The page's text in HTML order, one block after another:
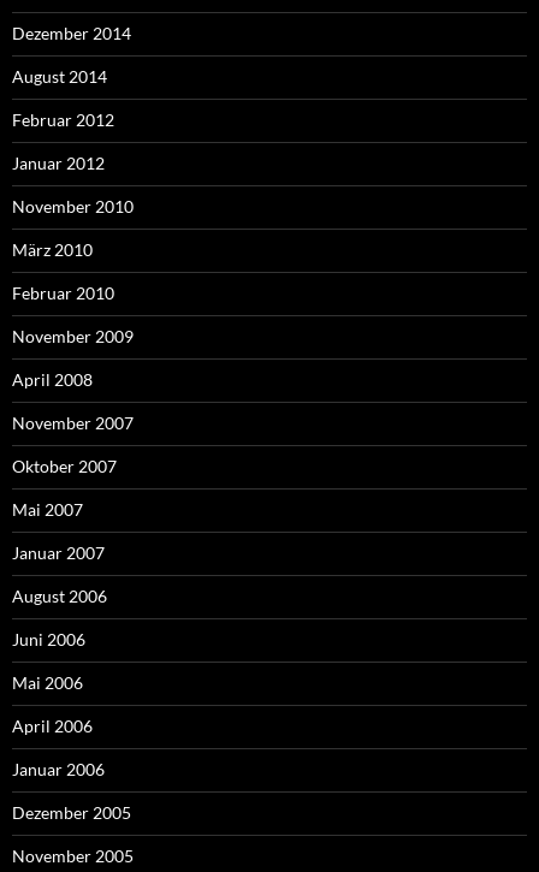
Dezember 2014
August 2014
Februar 2012
Januar 2012
November 2010
März 2010
Februar 2010
November 2009
April 2008
November 2007
Oktober 2007
Mai 2007
Januar 2007
August 2006
Juni 2006
Mai 2006
April 2006
Januar 2006
Dezember 2005
November 2005